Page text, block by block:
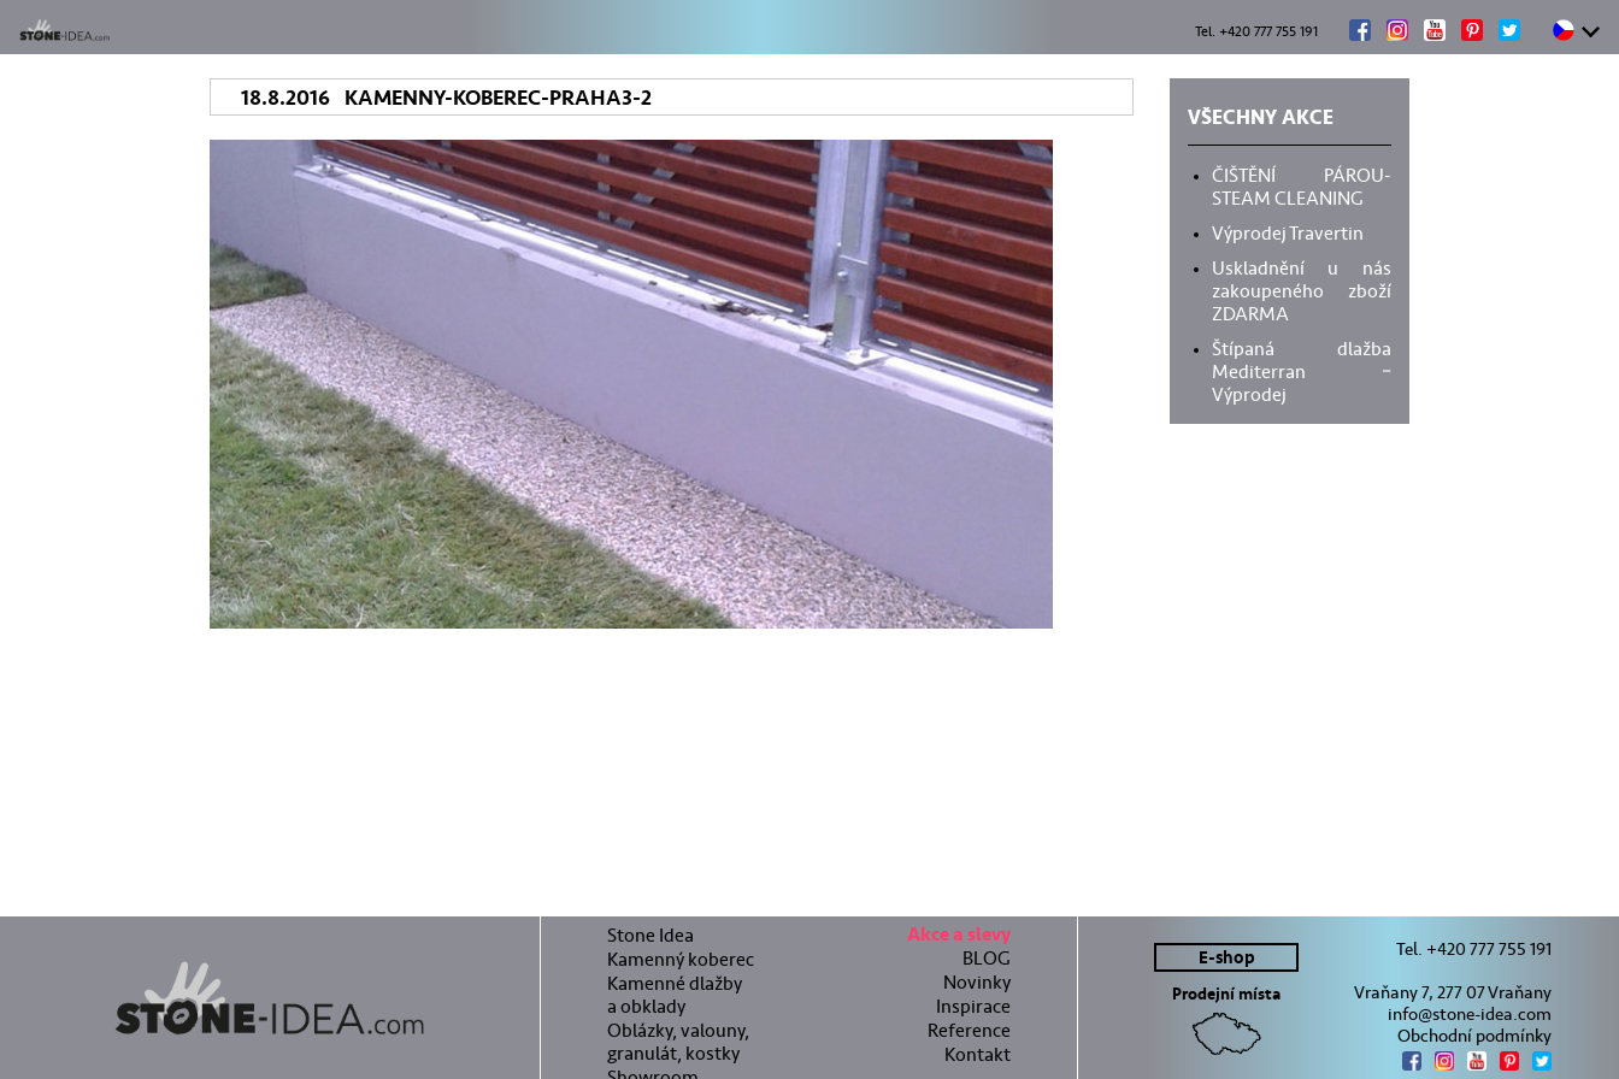
Tel. +420 777 755 191
VŠECHNY AKCE
ČIŠTĚNÍ PÁROU-
STEAM CLEANING
Výprodej Travertin
Uskladnění u nás
zakoupeného zboží
ZDARMA
Štípaná dlažba
Mediterran –
Výprodej
18.8.2016 KAMENNY-KOBEREC-PRAHA3-2
Stone Idea
Kamenný koberec
Kamenné dlažby
a obklady
Oblázky, valouny,
granulát, kostky
Akce a slevy
BLOG
Novinky
Inspirace
Reference
Kontakt
E-shop
Prodejní místa
Tel. +420 777 755 191
Vraňany 7, 277 07 Vraňany
info@stone-idea.com
Obchodní podmínky